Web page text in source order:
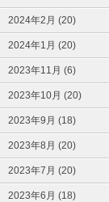
2024年2月 (20)
2024年1月 (20)
2023年11月 (6)
2023年10月 (20)
2023年9月 (18)
2023年8月 (20)
2023年7月 (20)
2023年6月 (18)